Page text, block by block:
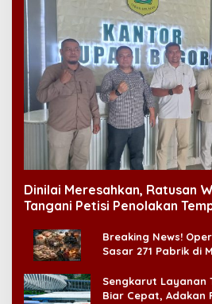
Dinilai Meresahkan, Ratusan
Tangani Petisi Penolakan
Breaking News!
Sasar 271 Pabrik di
Sengkarut Layanan
Biar Cepat, Adakan